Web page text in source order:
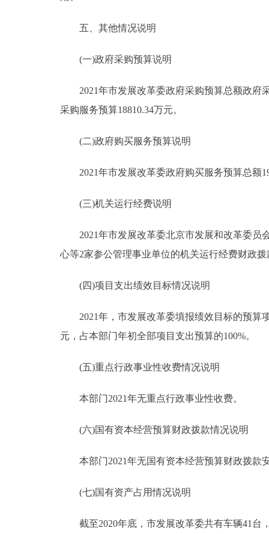
五、其他情况说明
(一)政府采购预算说明
2021年市发展改革委政府采购预算总额政府采
采购服务预算18810.34万元。
(二)政府购买服务预算说明
2021年市发展改革委政府购买服务预算总额
(三)机关运行经费说明
2021年市发展改革委北京市发展和改革委员
心等2家参公管理事业单位的机关运行经费财政拨
(四)项目支出绩效目标情况说明
2021年，市发展改革委填报绩效目标的预算项
元，占本部门年初全部项目支出预算的100%。
(五)重点行政事业性收费情况说明
本部门2021年无重点行政事业性收费。
(六)国有资本经营预算财政拨款情况说明
本部门2021年无国有资本经营预算财政拨款
(七)国有资产占用情况说明
截至2020年底，市发展改革委共有车辆41台，